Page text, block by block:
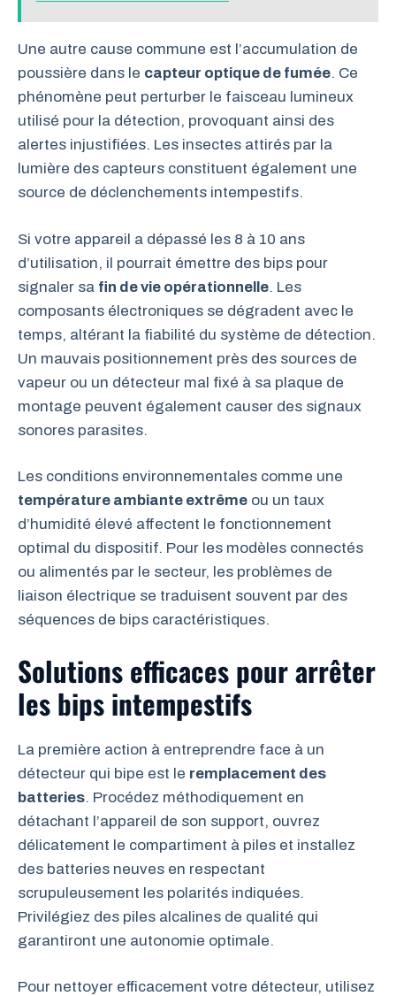
Une autre cause commune est l’accumulation de
poussière dans le capteur optique de fumée. Ce
phénomène peut perturber le faisceau lumineux
utilisé pour la détection, provoquant ainsi des
alertes injustifiées. Les insectes attirés par la
lumière des capteurs constituent également une
source de déclenchements intempestifs.
Si votre appareil a dépassé les 8 à 10 ans
d’utilisation, il pourrait émettre des bips pour
signaler sa fin de vie opérationnelle. Les
composants électroniques se dégradent avec le
temps, altérant la fiabilité du système de détection.
Un mauvais positionnement près des sources de
vapeur ou un détecteur mal fixé à sa plaque de
montage peuvent également causer des signaux
sonores parasites.
Les conditions environnementales comme une
température ambiante extrême ou un taux
d’humidité élevé affectent le fonctionnement
optimal du dispositif. Pour les modèles connectés
ou alimentés par le secteur, les problèmes de
liaison électrique se traduisent souvent par des
séquences de bips caractéristiques.
Solutions efficaces pour arrêter
les bips intempestifs
La première action à entreprendre face à un
détecteur qui bipe est le remplacement des
batteries. Procédez méthodiquement en
détachant l’appareil de son support, ouvrez
délicatement le compartiment à piles et installez
des batteries neuves en respectant
scrupuleusement les polarités indiquées.
Privilégiez des piles alcalines de qualité qui
garantiront une autonomie optimale.
Pour nettoyer efficacement votre détecteur, utilisez